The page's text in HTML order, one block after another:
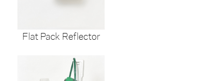
Flat Pack Reflector